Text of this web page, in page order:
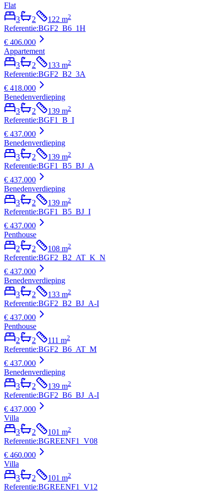
Flat
3
2 122 m2
Referentie:BGF2_B6_1H
€ 406.000
Appartement
3
2 133 m2
Referentie:BGF2_B2_3A
€ 418.000
Benedenverdieping
3
2 139 m2
Referentie:BGF1_B_I
€ 437.000
Benedenverdieping
3
2 139 m2
Referentie:BGF1_B5_BJ_A
€ 437.000
Benedenverdieping
3
2 139 m2
Referentie:BGF1_B5_BJ_I
€ 437.000
Penthouse
2
2 108 m2
Referentie:BGF2_B2_AT_K_N
€ 437.000
Benedenverdieping
3
2 133 m2
Referentie:BGF2_B2_BJ_A-I
€ 437.000
Penthouse
2
2 111 m2
Referentie:BGF2_B6_AT_M
€ 437.000
Benedenverdieping
3
2 139 m2
Referentie:BGF2_B6_BJ_A-I
€ 437.000
Villa
3
2 101 m2
Referentie:BGREENF1_V08
€ 460.000
Villa
3
2 101 m2
Referentie:BGREENF1_V12